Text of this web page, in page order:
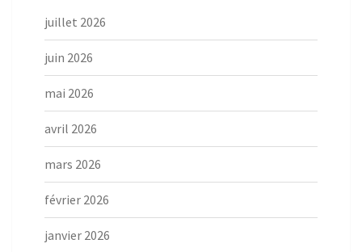
juillet 2026
juin 2026
mai 2026
avril 2026
mars 2026
février 2026
janvier 2026